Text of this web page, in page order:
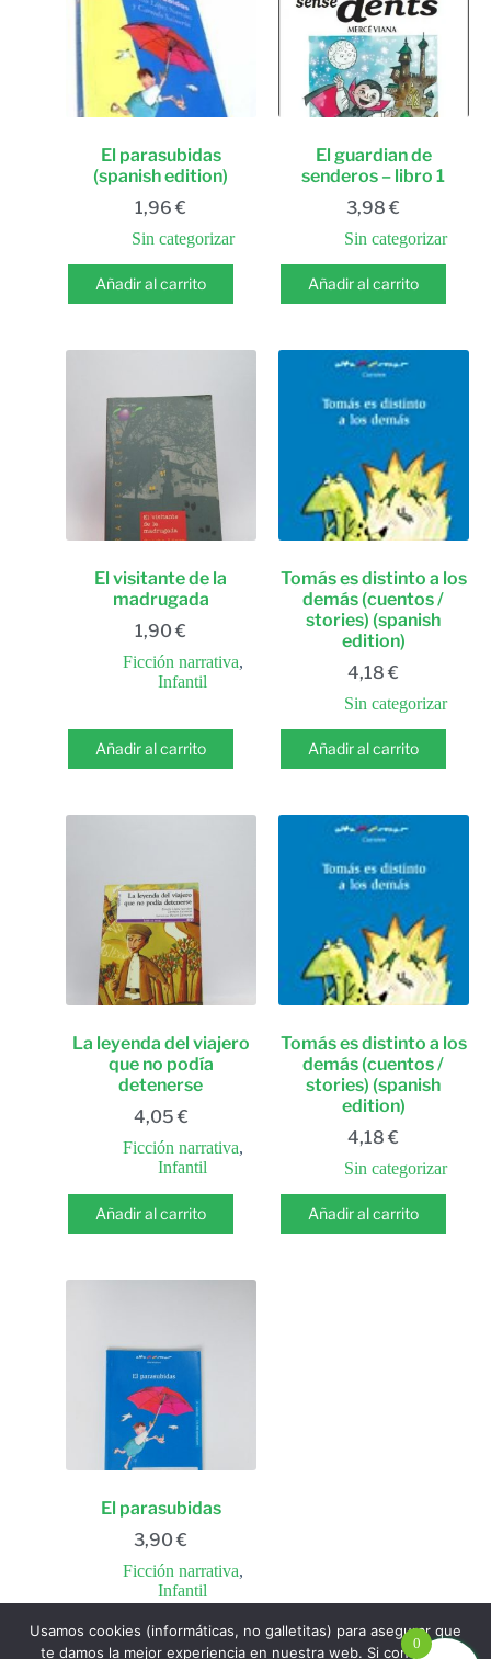
El parasubidas
(spanish edition)
1,96€
Sin categorizar
Añadir al carrito
El guardian de
senderos – libro 1
3,98€
Sin categorizar
Añadir al carrito
El visitante de la
madrugada
1,90€
Ficción narrativa,
Infantil
Añadir al carrito
Tomás es distinto a los
demás (cuentos /
stories) (spanish
edition)
4,18€
Sin categorizar
Añadir al carrito
La leyenda del viajero
que no podía
detenerse
4,05 €
Ficción narrativa,
Infantil
Añadir al carrito
Tomás es distinto a los
demás (cuentos /
stories) (spanish
edition)
4,18€
Sin categorizar
Añadir al carrito
El parasubidas
3,90€
Ficción narrativa,
Infantil
Añadir al carrito 0
Usamos cookies (informáticas, no galletitas) para asegurar que
te damos la mejor experiencia en nuestra web. Si continúas